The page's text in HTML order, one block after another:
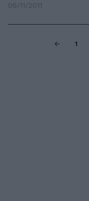
06/11/2011
1